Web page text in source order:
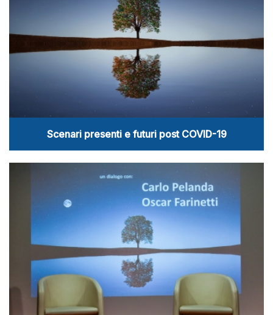
Scenari presenti e futuri post COVID-19